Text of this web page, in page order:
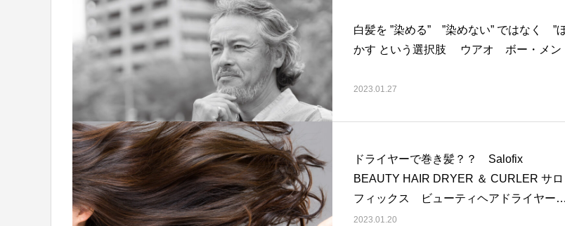
白髪を ”染める” ”染めない” ではなく ”ぼ
かす という選択肢 ウアオ ボー・メン
2023.01.27
ドライヤーで巻き髪？？ Salofix
BEAUTY HAIR DRYER ＆ CURLER サロ
フィックス ビューティヘアドライヤー
＆ カーラー
2023.01.20